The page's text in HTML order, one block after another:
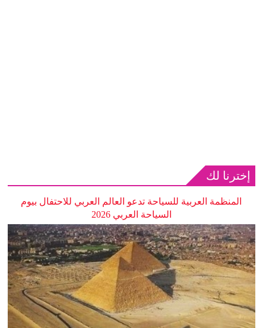
إخترنا لك
المنظمة العربية للسياحة تدعو العالم العربي للاحتفال بيوم
السياحة العربي 2026